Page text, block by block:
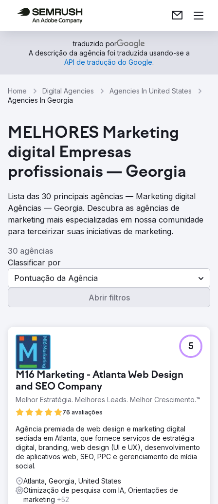
traduzido por
A descrição da agência foi traduzida usando-se a
API de tradução do Google.
Home Digital Agencies
Agencies In United States
Agencies In Georgia
MELHORES Marketing
digital Empresas
profissionais — Georgia
Lista das 30 principais agências — Marketing digital
Agências — Georgia. Descubra as agências de
marketing mais especializadas em nossa comunidade
para terceirizar suas iniciativas de marketing.
30 agências
Classificar por
Pontuação da Agência
Abrir filtros
M16 Marketing - Atlanta Web Design
and SEO Company
Melhor Estratégia. Melhores Leads. Melhor Crescimento.™
76 avaliações
5
Agência premiada de web design e marketing digital
sediada em Atlanta, que fornece serviços de estratégia
digital, branding, web design (UI e UX), desenvolvimento
de aplicativos web, SEO, PPC e gerenciamento de mídia
social.
Atlanta, Georgia, United States
Otimização de pesquisa com IA, Orientações de
marketing +52